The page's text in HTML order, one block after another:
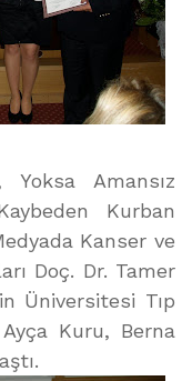
Amansız
Kurban
Kanser ve
Doç. Dr. Tamer
Üniversitesi Tıp
Kuru, Berna